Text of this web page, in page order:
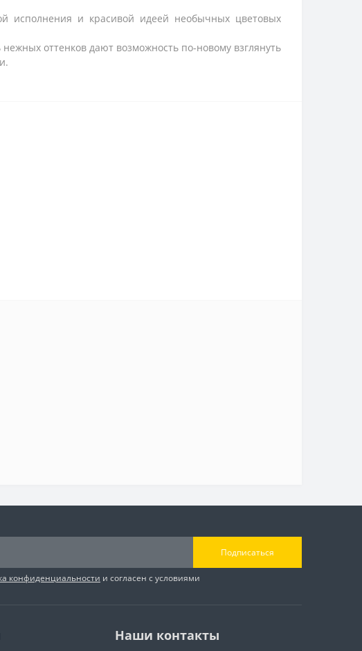
исполнения и красивой идеей необычных цветовых
оттенков дают возможность по-новому взглянуть
Подписаться
конфиденциальности и согласен с условиями
Наши контакты